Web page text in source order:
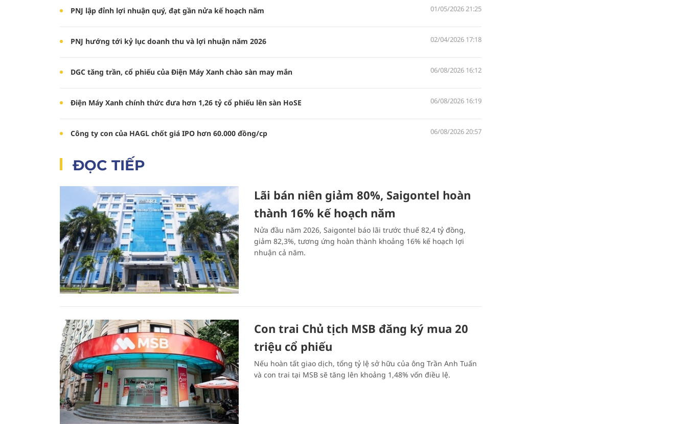
PNJ lập đỉnh lợi nhuận quý, đạt gần nửa kế hoạch năm 01/05/2026 21:25
PNJ hướng tới kỷ lục doanh thu và lợi nhuận năm 2026 02/04/2026 17:18
DGC tăng trần, cổ phiếu của Điện Máy Xanh chào sàn may mắn 06/08/2026 16:12
Điện Máy Xanh chính thức đưa hơn 1,26 tỷ cổ phiếu lên sàn HoSE 06/08/2026 16:19
Công ty con của HAGL chốt giá IPO hơn 60.000 đồng/cp 06/08/2026 20:57
ĐỌC TIẾP
Lãi bán niên giảm 80%, Saigontel hoàn
thành 16% kế hoạch năm
Nửa đầu năm 2026, Saigontel báo lãi trước thuế 82,4 tỷ đồng,
giảm 82,3%, tương ứng hoàn thành khoảng 16% kế hoạch lợi
nhuận cả năm.
Con trai Chủ tịch MSB đăng ký mua 20
triệu cổ phiếu
Nếu hoàn tất giao dịch, tổng tỷ lệ sở hữu của ông Trần Anh Tuấn
và con trai tại MSB sẽ tăng lên khoảng 1,48% vốn điều lệ.